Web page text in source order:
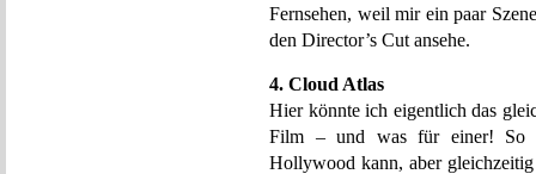
Fernsehen, weil mir ein paar
den Director’s Cut ansehe.
4. Cloud Atlas
Hier könnte ich eigentlich das
Film – und was für einer! So
Hollywood kann, aber